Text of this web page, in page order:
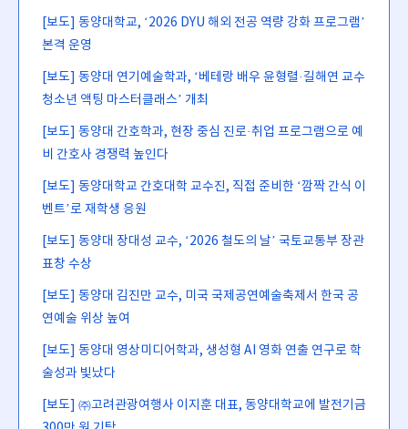
[보도] 동양대학교, ‘2026 DYU 해외 전공 역량 강화 프로그램’
본격 운영
[보도] 동양대 연기예술학과, ‘베테랑 배우 윤형렬·길해연 교수
청소년 액팅 마스터클래스’ 개최
[보도] 동양대 간호학과, 현장 중심 진로·취업 프로그램으로 예
비 간호사 경쟁력 높인다
[보도] 동양대학교 간호대학 교수진, 직접 준비한 ‘깜짝 간식 이
벤트’로 재학생 응원
[보도] 동양대 장대성 교수, ‘2026 철도의 날’ 국토교통부 장관
표창 수상
[보도] 동양대 김진만 교수, 미국 국제공연예술축제서 한국 공
연예술 위상 높여
[보도] 동양대 영상미디어학과, 생성형 AI 영화 연출 연구로 학
술성과 빛났다
[보도] ㈜고려관광여행사 이지훈 대표, 동양대학교에 발전기금